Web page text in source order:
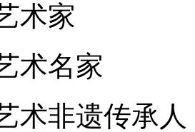
术家
术名家
术非遗传承人